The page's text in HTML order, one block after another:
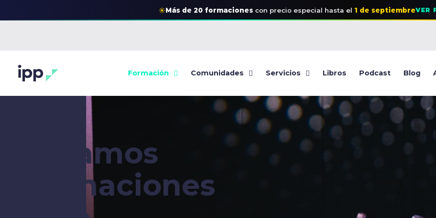
☀Más de 20 formaciones con precio especial hasta el 1 de septiembreVER
Formación Comunidades Servicios Libros Podcast Blog
Creamos
formaciones